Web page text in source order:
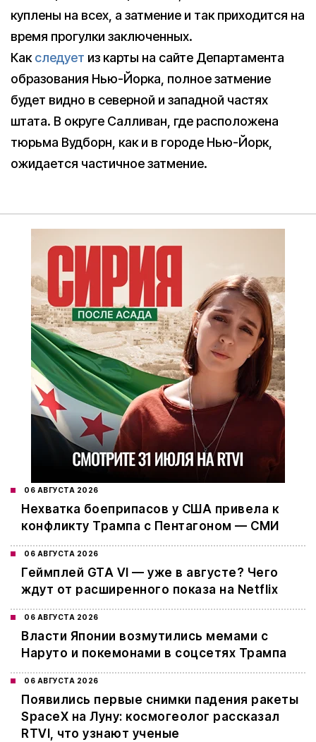
куплены на всех, а затмение и так приходится на
время прогулки заключенных.
Какследует из карты на сайте Департамента
образования Нью-Йорка, полное затмение
будет видно в северной и западной частях
штата. В округе Салливан, где расположена
тюрьма Вудборн, как и в городе Нью-Йорк,
ожидается частичное затмение.
06 АВГУСТА 2026
Нехватка боеприпасов у США привела к
конфликту Трампа с Пентагоном — СМИ
06 АВГУСТА 2026
Геймплей GTA VI — уже в августе? Чего
ждут от расширенного показа на Netflix
06 АВГУСТА 2026
Власти Японии возмутились мемами с
Наруто и покемонами в соцсетях Трампа
06 АВГУСТА 2026
Появились первые снимки падения ракеты
SpaceX на Луну: космогеолог рассказал
RTVI, что узнают ученые